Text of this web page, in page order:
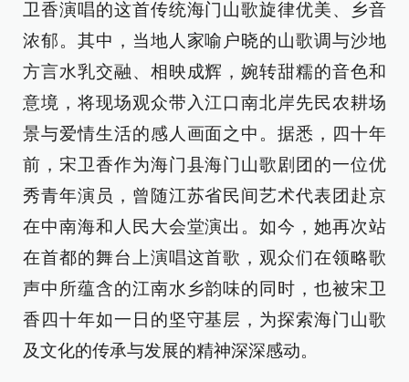
卫香演唱的这首传统海门山歌旋律优美、乡音
浓郁。其中，当地人家喻户晓的山歌调与沙地
方言水乳交融、相映成辉，婉转甜糯的音色和
意境，将现场观众带入江口南北岸先民农耕场
景与爱情生活的感人画面之中。据悉，四十年
前，宋卫香作为海门县海门山歌剧团的一位优
秀青年演员，曾随江苏省民间艺术代表团赴京
在中南海和人民大会堂演出。如今，她再次站
在首都的舞台上演唱这首歌，观众们在领略歌
声中所蕴含的江南水乡韵味的同时，也被宋卫
香四十年如一日的坚守基层，为探索海门山歌
及文化的传承与发展的精神深深感动。